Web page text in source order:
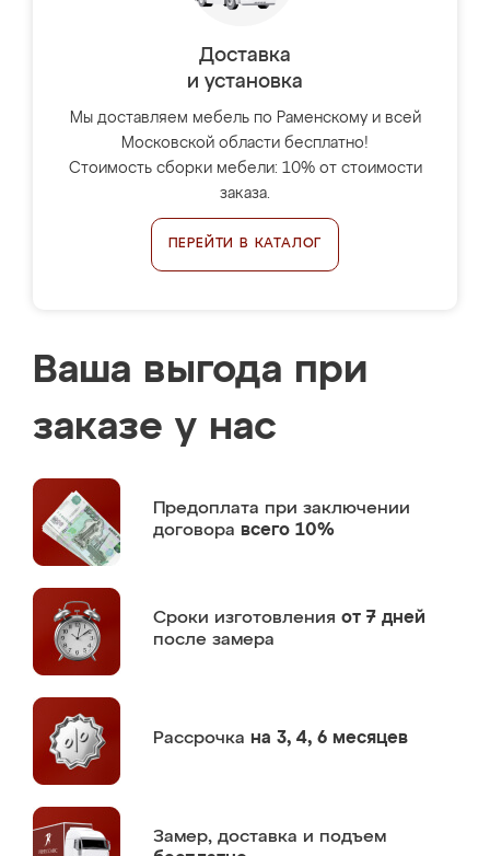
Доставка
и установка
Мы доставляем мебель по Раменскому и всей
Московской области бесплатно!
Стоимость сборки мебели: 10% от стоимости
заказа.
ПЕРЕЙТИ В КАТАЛОГ
Ваша выгода при
заказе у нас
Предоплата при заключении
договора всего 10%
Сроки изготовления от 7 дней
после замера
Рассрочка на 3, 4, 6 месяцев
Замер, доставка и подъем